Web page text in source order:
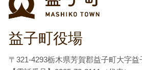
益子町役場
〒321-4293栃木県芳賀郡益子町大字益